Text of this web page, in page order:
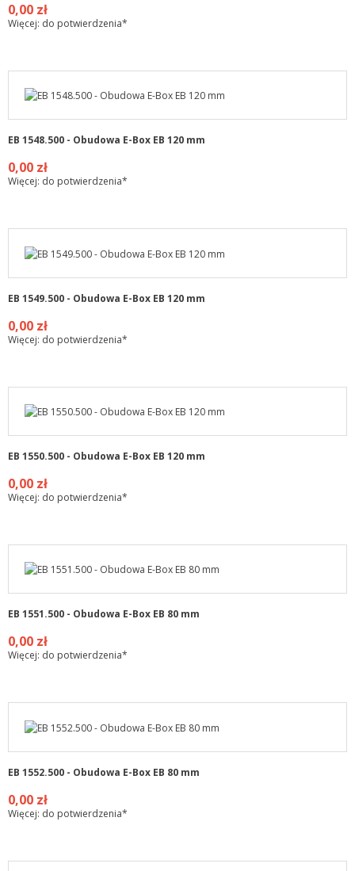
0,00 zł
Więcej: do potwierdzenia*
EB 1548.500 - Obudowa E-Box EB 120 mm
0,00 zł
Więcej: do potwierdzenia*
EB 1549.500 - Obudowa E-Box EB 120 mm
0,00 zł
Więcej: do potwierdzenia*
EB 1550.500 - Obudowa E-Box EB 120 mm
0,00 zł
Więcej: do potwierdzenia*
EB 1551.500 - Obudowa E-Box EB 80 mm
0,00 zł
Więcej: do potwierdzenia*
EB 1552.500 - Obudowa E-Box EB 80 mm
0,00 zł
Więcej: do potwierdzenia*